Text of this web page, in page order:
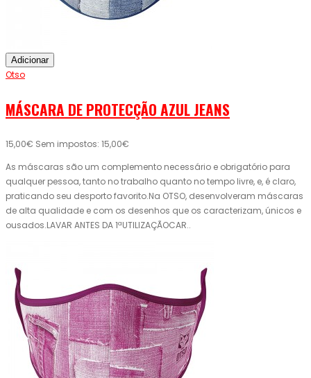
Adicionar
Otso
MÁSCARA DE PROTECÇÃO AZUL JEANS
15,00€ Sem impostos: 15,00€
As máscaras são um complemento necessário e obrigatório para
qualquer pessoa, tanto no trabalho quanto no tempo livre, e, é claro,
praticando seu desporto favorito.Na OTSO, desenvolveram máscaras
de alta qualidade e com os desenhos que os caracterizam, únicos e
ousados.LAVAR ANTES DA 1ªUTILIZAÇÃOCAR..